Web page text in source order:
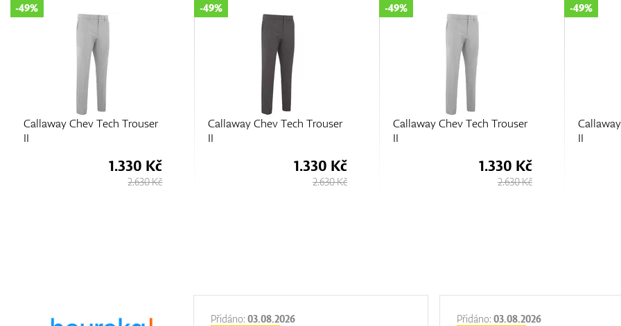
Callaway Chev Tech Trouser
II
-49%
1.330 Kč
2.630 Kč
Callaway Chev Tech Trouser
II
-49%
1.330 Kč
2.630 Kč
Callaway Chev Tech Trouser
II
-49%
1.330 Kč
2.630 Kč
II
-49%
Přidáno:03.08.2026 Přidáno:03.08.2026